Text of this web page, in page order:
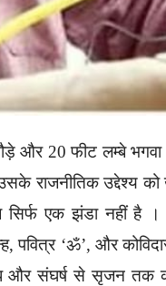
और 20 फीट लम्बे
राजनीतिक उद्देश्य को
सिर्फ एक झंडा नहीं है
‘ॐ’, और
और संघर्ष से सृजन तक